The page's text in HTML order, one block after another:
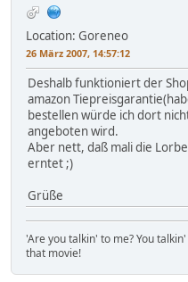
Location: Goreneo
26 März 2007, 14:57:12
Deshalb funktioniert der
amazon
bestellen würde ich dort
angeboten wird.
Aber nett, daß mali die
erntet ;)
Grüße
'Are you talkin' to me? You
that movie!